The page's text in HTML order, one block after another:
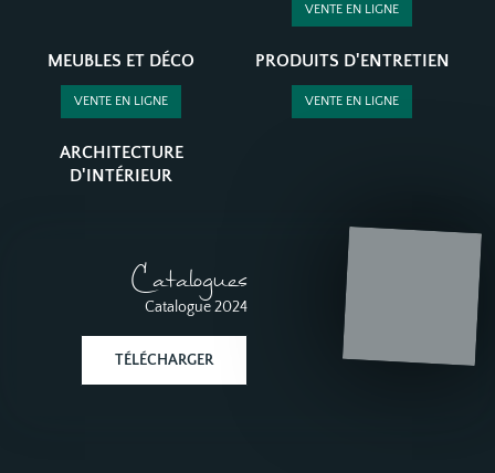
VENTE EN LIGNE
MEUBLES ET DÉCO
VENTE EN LIGNE
PRODUITS D'ENTRETIEN
VENTE EN LIGNE
ARCHITECTURE
D'INTÉRIEUR
Catalogues
Catalogue 2024
TÉLÉCHARGER